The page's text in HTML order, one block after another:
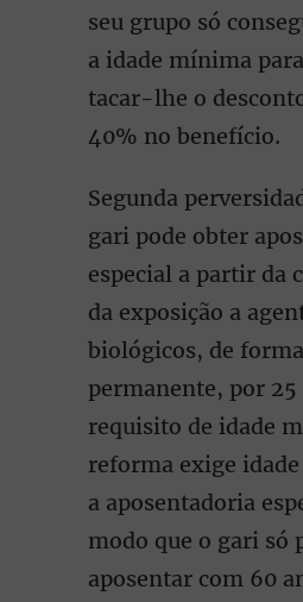
seu grupo só
a idade mínima
tacar-lhe o
40% no benefício.
Segunda
gari pode obter
especial a partir da
da exposição a
biológicos, de
permanente, por 25
requisito de idade
reforma exige
a aposentadoria
modo que o gari só
aposentar com 60